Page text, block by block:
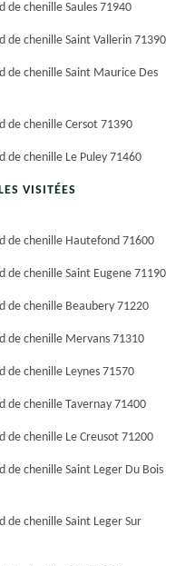
chenille Saules 71940
chenille Saint Vallerin 71390
chenille Saint Maurice Des
chenille Cersot 71390
chenille Le Puley 71460
VISITÉES
de chenille Hautefond 71600
chenille Saint Eugene 71190
chenille Beaubery 71220
de chenille Mervans 71310
chenille Leynes 71570
chenille Tavernay 71400
chenille Le Creusot 71200
chenille Saint Leger Du Bois
chenille Saint Leger Sur